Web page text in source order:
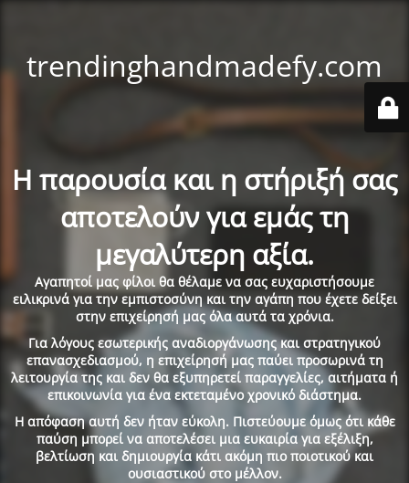
trendinghandmadefy.com
Η παρουσία και η στήριξή σας
αποτελούν για εμάς τη
μεγαλύτερη αξία.
Αγαπητοί μας φίλοι θα θέλαμε να σας ευχαριστήσουμε
ειλικρινά για την εμπιστοσύνη και την αγάπη που έχετε δείξει
στην επιχείρησή μας όλα αυτά τα χρόνια.
Για λόγους εσωτερικής αναδιοργάνωσης και στρατηγικού
επανασχεδιασμού, η επιχείρησή μας παύει προσωρινά τη
λειτουργία της και δεν θα εξυπηρετεί παραγγελίες, αιτήματα ή
επικοινωνία για ένα εκτεταμένο χρονικό διάστημα.
Η απόφαση αυτή δεν ήταν εύκολη. Πιστεύουμε όμως ότι κάθε
παύση μπορεί να αποτελέσει μια ευκαιρία για εξέλιξη,
βελτίωση και δημιουργία κάτι ακόμη πιο ποιοτικού και
ουσιαστικού στο μέλλον.